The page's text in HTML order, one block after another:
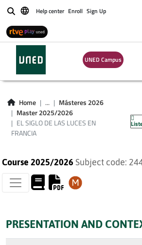
BuscarHelp center Enroll Sign Up
UNED Campus
Home ...
Másteres 2026
Master 2025/2026
EL SIGLO DE LAS LUCES EN
FRANCIA
EL SIGLO DE
LUCES EN
Course 2025/2026 Subject code:
PRESENTATION AND